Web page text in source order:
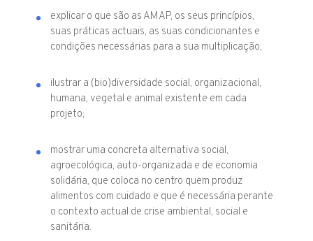
explicar o que são as AMAP, os seus princípios,
suas práticas actuais, as suas condicionantes e
condições necessárias para a sua multiplicação;
ilustrar a (bio)diversidade social, organizacional,
humana, vegetal e animal existente em cada
projeto;
mostrar uma concreta alternativa social,
agroecológica, auto-organizada e de economia
solidária, que coloca no centro quem produz
alimentos com cuidado e que é necessária perante
o contexto actual de crise ambiental, social e
sanitária.